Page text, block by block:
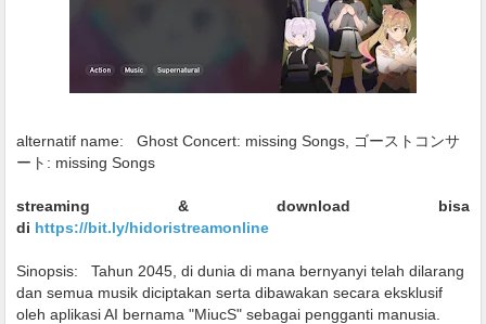
alternatif name:
Ghost Concert: missing Songs, ゴーストコンサ
ート: missing Songs
streaming & download bisa
di https://bit.ly/hidoristreamonline
Sinopsis:
Tahun 2045, di dunia di mana bernyanyi telah dilarang
dan semua musik diciptakan serta dibawakan secara eksklusif
oleh aplikasi AI bernama "MiucS" sebagai pengganti manusia.